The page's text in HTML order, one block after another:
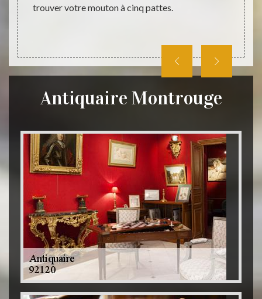
trouver votre mouton à cinq pattes.
Antiquaire Montrouge